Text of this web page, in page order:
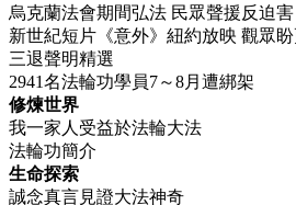
烏克蘭法會期間弘法 民眾聲援反迫害
新世紀短片《意外》紐約放映 觀眾
三退聲明精選
2941名法輪功學員7～8月遭綁架
修煉世界
我一家人受益於法輪大法
法輪功簡介
生命探索
誠念真言見證大法神奇